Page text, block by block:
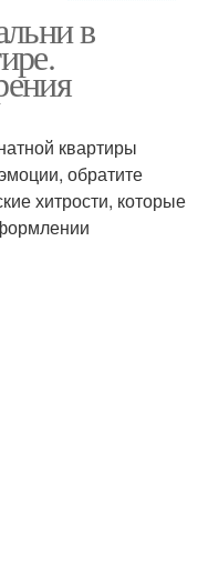
в
квартиры
обратите
хитрости, которые